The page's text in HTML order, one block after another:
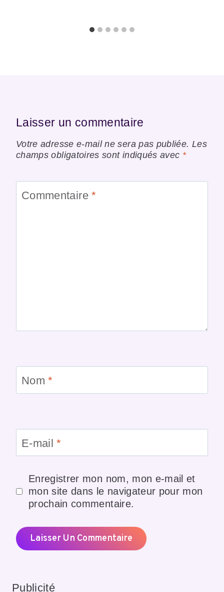
Laisser un commentaire
Votre adresse e-mail ne sera pas publiée. Les
champs obligatoires sont indiqués avec *
Commentaire*
Nom*
E-mail*
Enregistrer mon nom, mon e-mail et
mon site dans le navigateur pour mon
prochain commentaire.
Publicité